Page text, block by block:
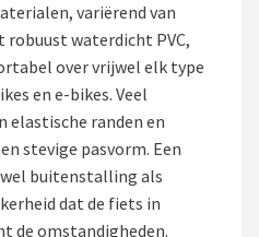
variërend van
waterdicht PVC,
over vrijwel elk type
en e-bikes. Veel
elastische randen en
stevige pasvorm. Een
buitenstalling als
dat de fiets in
de omstandigheden.